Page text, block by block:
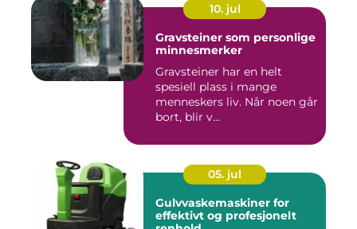
10. jul
Gravsteiner som personlige
minnesmerker
Gravsteiner har en helt
spesiell plass i mange
menneskers liv. Når noen går
bort, blir v...
05. jul
Gulvvaskemaskiner for
effektivt og profesjonelt